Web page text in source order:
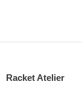
Racket Atelier